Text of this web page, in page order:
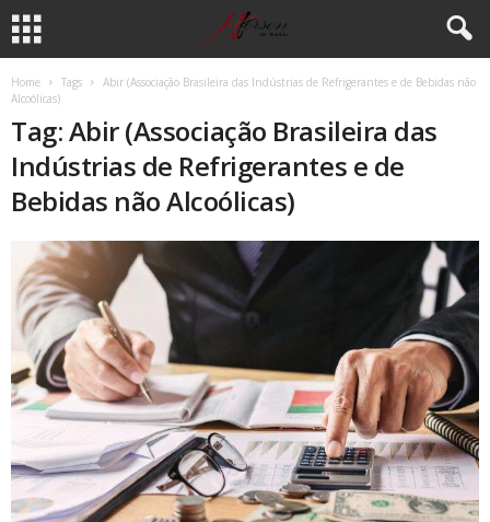
Home Tags
Abir (Associação Brasileira das Indústrias de Refrigerantes e de Bebidas não
Alcoólicas)
Tag: Abir (Associação Brasileira das
Indústrias de Refrigerantes e de
Bebidas não Alcoólicas)